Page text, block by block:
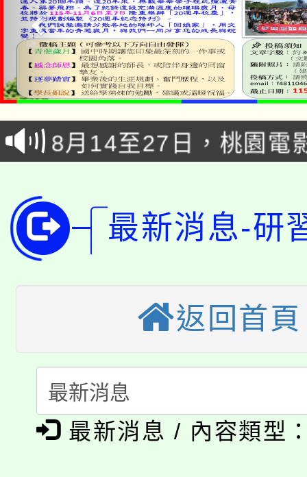
「本色祭」8/29、30在
場熱烈登場!
8/21下午1時於龍潭區
徵才活動。
YOUNG桃局內行報名
局官網。
8月14至27日，桃園電
開!
115年桃園市運動會8/
田徑場及游泳池舉行。
桃園市低收入戶享有免
視費優惠，中低收入戶
大園自造教育及科技中
份教師研習
淨零綠生活教案入校路
115年食農教育專業人
程
「本色祭」8/29、30在
場熱烈登場!
8/21下午1時於龍潭區
徵才活動。
YOUNG桃局內行報名
最新消息-研
返回首頁
最新消息 / 內容類型